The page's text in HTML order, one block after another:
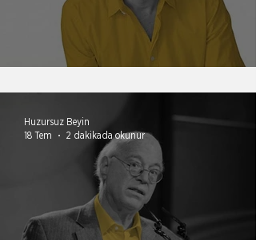
Huzursuz Beyin
18 Tem
2 dakikada okunur